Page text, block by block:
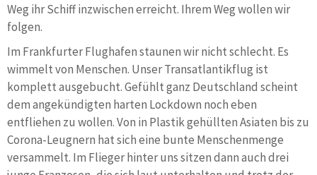
Weg ihr Schiff inzwischen erreicht. Ihrem Weg wollen wir
folgen.
Im Frankfurter Flughafen staunen wir nicht schlecht. Es
wimmelt von Menschen. Unser Transatlantikflug ist
komplett ausgebucht. Gefühlt ganz Deutschland scheint
dem angekündigten harten Lockdown noch eben
entfliehen zu wollen. Von in Plastik gehüllten Asiaten bis zu
Corona-Leugnern hat sich eine bunte Menschenmenge
versammelt. Im Flieger hinter uns sitzen dann auch drei